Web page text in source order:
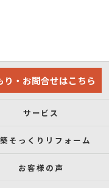
り・お問合せはこちら
サービス
そっくりリフォーム
お客様の声